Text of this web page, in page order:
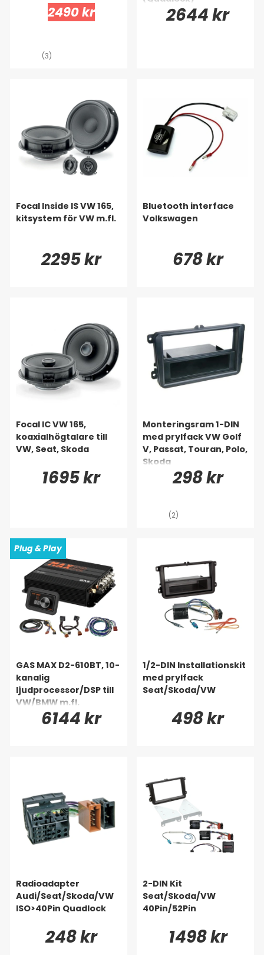
2490 kr
(3)
2644 kr
Focal Inside IS VW 165,
kitsystem för VW m.fl.
2295 kr
Bluetooth interface
Volkswagen
678 kr
Focal IC VW 165,
koaxialhögtalare till
VW, Seat, Skoda
1695 kr
Monteringsram 1-DIN
med prylfack VW Golf
V, Passat, Touran, Polo,
Skoda
298 kr
(2)
Plug & Play
GAS MAX D2-610BT, 10-
kanalig
ljudprocessor/DSP till
VW/BMW m.fl.
(Quadlock)
6144 kr
1/2-DIN Installationskit
med prylfack
Seat/Skoda/VW
498 kr
Radioadapter
Audi/Seat/Skoda/VW
ISO>40Pin Quadlock
248 kr
2-DIN Kit
Seat/Skoda/VW
40Pin/52Pin
1498 kr